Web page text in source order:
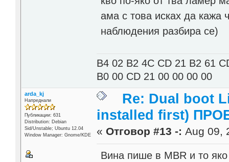
ама с това исках да кажа
наблюдения разбира се)
B4 02 B2 4C CD 21 B2 61
B0 00 CD 21 00 00 00 00
arda_kj
Напреднали
Публикации: 631
Distribution: Debian
Sid/Unstable; Ubuntu 12.04
Window Manager: Gnome/KDE
Re: Dual boot
installed first)
« Отговор #13 -: Aug 09,
Вина пише в MBR и то